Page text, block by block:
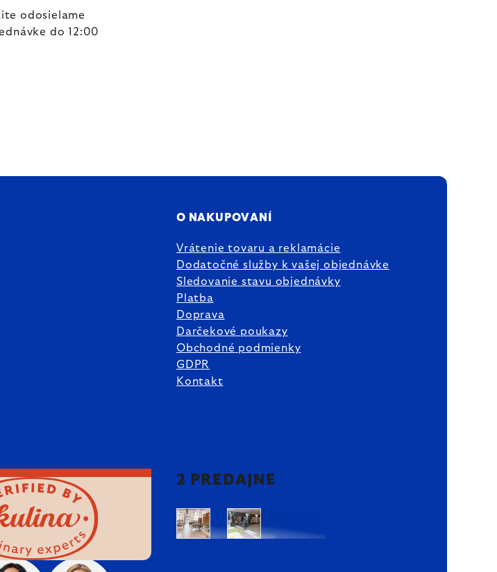
odosielame
do 12:00
O NAKUPOVANÍ
Vrátenie tovaru a reklamácie
Dodatočné služby k vašej objednávke
Sledovanie stavu objednávky
Platba
Doprava
Darčekové poukazy
Obchodné podmienky
GDPR
Kontakt
2 PREDAJNE